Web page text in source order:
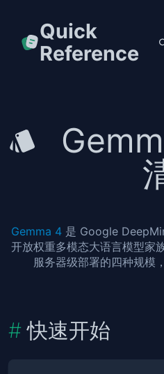
Quick
Reference
Gemma 4是 Google
开放权重多模态大语言模型家
服务器级部署的四种规模
快速开始